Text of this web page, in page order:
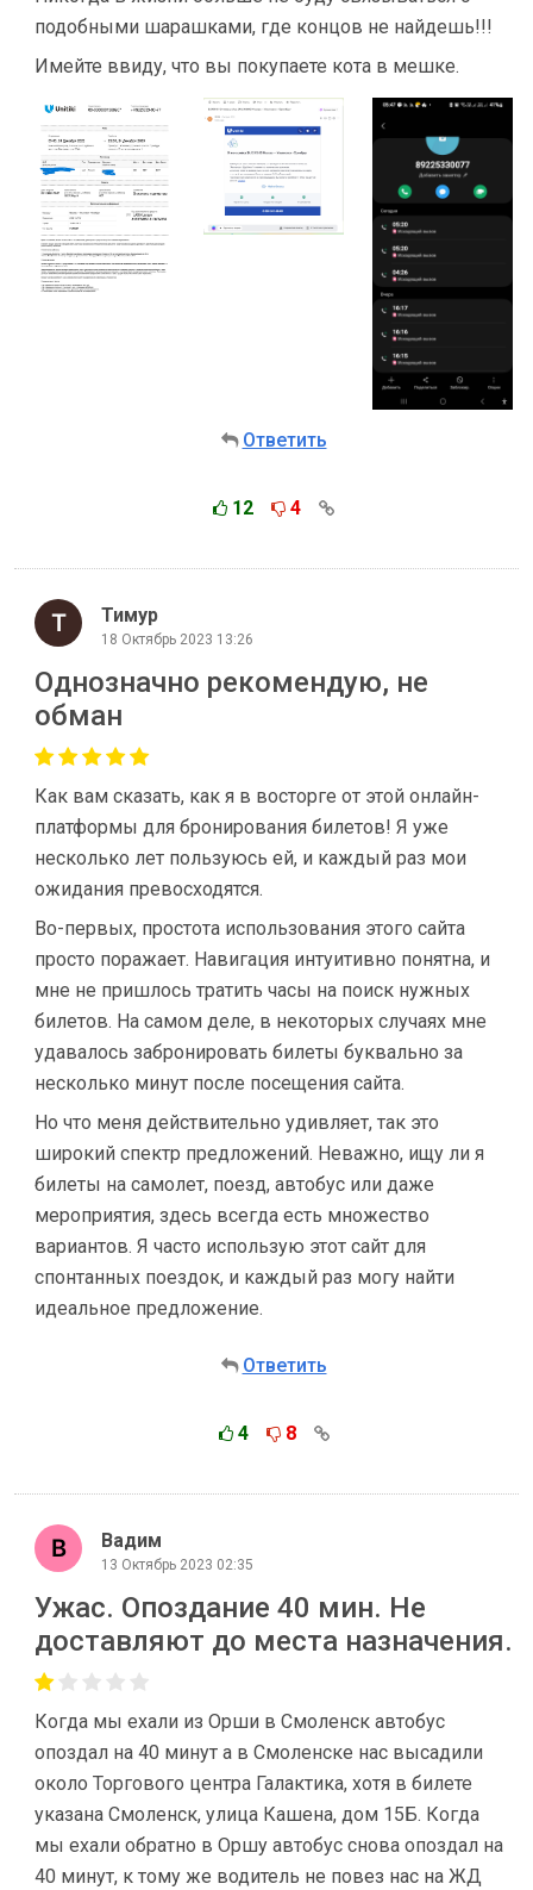
подобными шарашками, где концов не найдешь!!!
Имейте ввиду, что вы покупаете кота в мешке.
Ответить
12 4
Тимур
18 Октябрь 2023 13:26
Однозначно рекомендую, не
обман
Как вам сказать, как я в восторге от этой онлайн-
платформы для бронирования билетов! Я уже
несколько лет пользуюсь ей, и каждый раз мои
ожидания превосходятся.
Во-первых, простота использования этого сайта
просто поражает. Навигация интуитивно понятна, и
мне не пришлось тратить часы на поиск нужных
билетов. На самом деле, в некоторых случаях мне
удавалось забронировать билеты буквально за
несколько минут после посещения сайта.
Но что меня действительно удивляет, так это
широкий спектр предложений. Неважно, ищу ли я
билеты на самолет, поезд, автобус или даже
мероприятия, здесь всегда есть множество
вариантов. Я часто использую этот сайт для
спонтанных поездок, и каждый раз могу найти
идеальное предложение.
Ответить
4 8
Вадим
13 Октябрь 2023 02:35
Ужас. Опоздание 40 мин. Не
доставляют до места назначения.
Когда мы ехали из Орши в Смоленск автобус
опоздал на 40 минут а в Смоленске нас высадили
около Торгового центра Галактика, хотя в билете
указана Смоленск, улица Кашена, дом 15Б. Когда
мы ехали обратно в Оршу автобус снова опоздал на
40 минут, к тому же водитель не повез нас на ЖД